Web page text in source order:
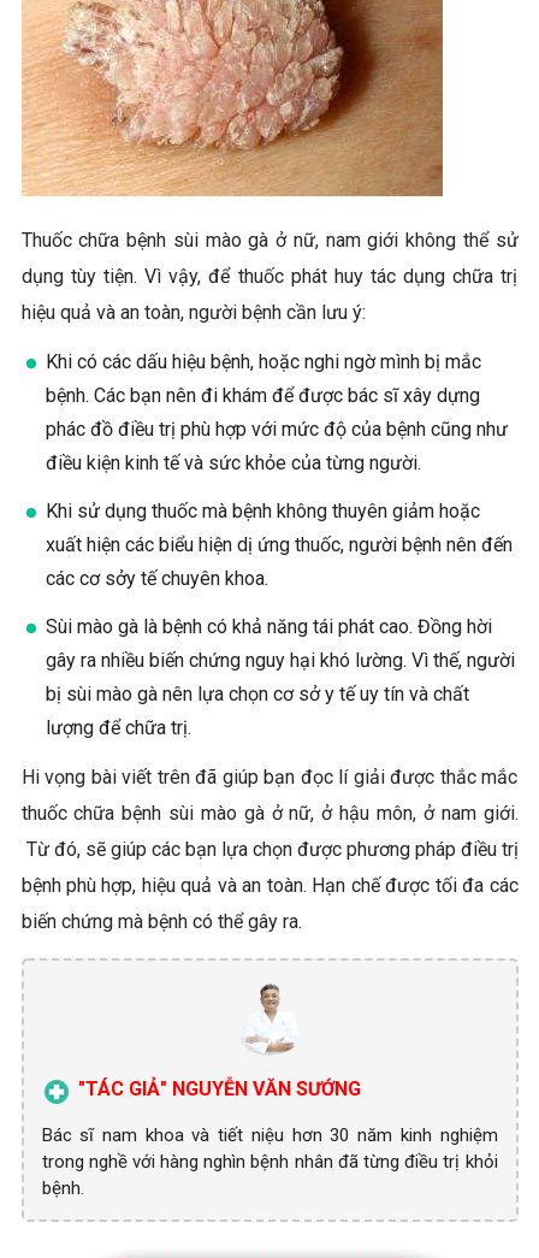
Thuốc chữa bệnh sùi mào gà ở nữ, nam giới không thể sử
dụng tùy tiện. Vì vậy, để thuốc phát huy tác dụng chữa trị
hiệu quả và an toàn, người bệnh cần lưu ý:
Khi có các dấu hiệu bệnh, hoặc nghi ngờ mình bị mắc
bệnh. Các bạn nên đi khám để được bác sĩ xây dựng
phác đồ điều trị phù hợp với mức độ của bệnh cũng như
điều kiện kinh tế và sức khỏe của từng người.
Khi sử dụng thuốc mà bệnh không thuyên giảm hoặc
xuất hiện các biểu hiện dị ứng thuốc, người bệnh nên đến
các cơ sởy tế chuyên khoa.
Sùi mào gà là bệnh có khả năng tái phát cao. Đồng hời
gây ra nhiều biến chứng nguy hại khó lường. Vì thế, người
bị sùi mào gà nên lựa chọn cơ sở y tế uy tín và chất
lượng để chữa trị.
Hi vọng bài viết trên đã giúp bạn đọc lí giải được thắc mắc
thuốc chữa bệnh sùi mào gà ở nữ, ở hậu môn, ở nam giới.
Từ đó, sẽ giúp các bạn lựa chọn được phương pháp điều trị
bệnh phù hợp, hiệu quả và an toàn. Hạn chế được tối đa các
biến chứng mà bệnh có thể gây ra.
"TÁC GIẢ" NGUYỄN VĂN SƯỚNG
Bác sĩ nam khoa và tiết niệu hơn 30 năm kinh nghiệm
trong nghề với hàng nghìn bệnh nhân đã từng điều trị khỏi
bệnh.